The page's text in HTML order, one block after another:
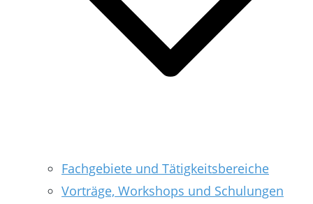
Fachgebiete und Tätigkeitsbereiche
Vorträge, Workshops und Schulungen